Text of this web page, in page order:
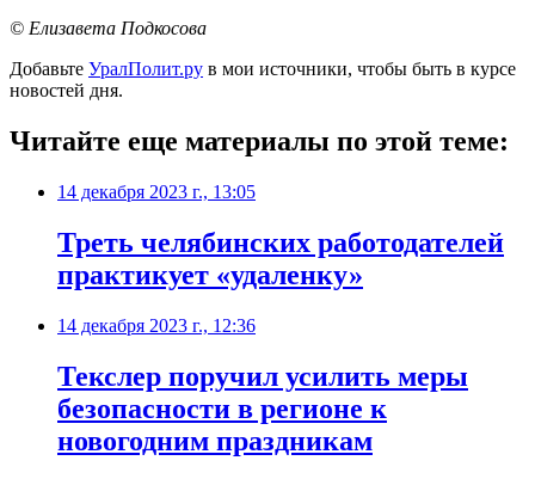
© Елизавета Подкосова
Добавьте УралПолит.ру в мои источники, чтобы быть в курсе
новостей дня.
Читайте еще материалы по этой теме:
14 декабря 2023 г., 13:05
Треть челябинских работодателей
практикует «удаленку»
14 декабря 2023 г., 12:36
Текслер поручил усилить меры
безопасности в регионе к
новогодним праздникам